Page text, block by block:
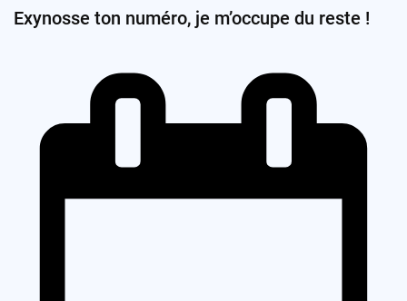
Exynosse ton numéro, je m’occupe du reste !